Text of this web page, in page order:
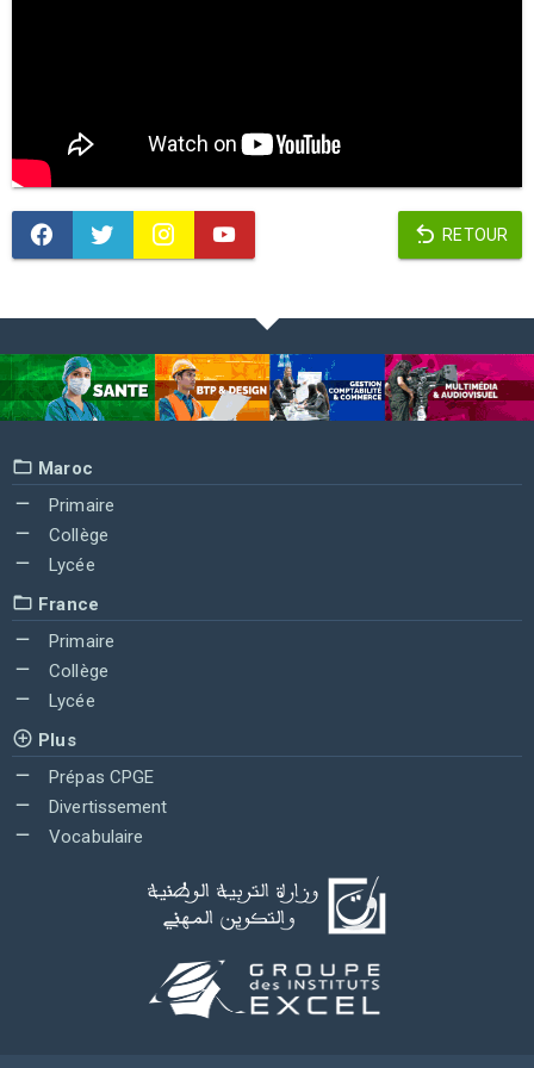
RETOUR
Maroc
Primaire
Collège
Lycée
France
Primaire
Collège
Lycée
Plus
Prépas CPGE
Divertissement
Vocabulaire